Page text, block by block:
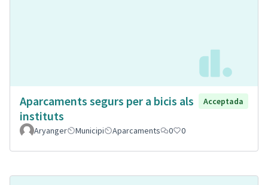
Aparcaments segurs per a bicis als
instituts
Acceptada
Aryanger Municipi Aparcaments 0 0